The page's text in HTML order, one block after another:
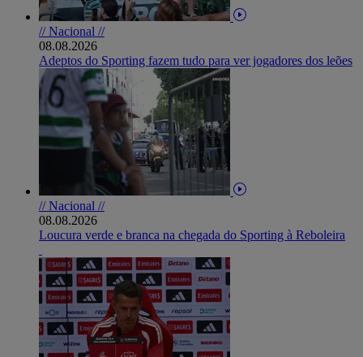
// Nacional //
08.08.2026
Adeptos do Sporting fazem tudo para ver jogadores dos leões
// Nacional //
08.08.2026
Loucura verde e branca na chegada do Sporting à Reboleira